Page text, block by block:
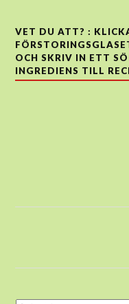
VET DU ATT? :
OCH SKRIV IN ETT
INGREDIENS TILL